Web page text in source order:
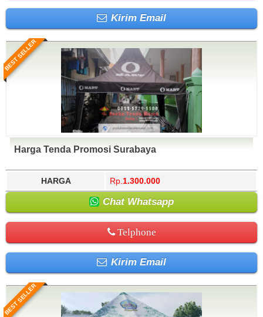
Kirim Email
BEST SELLER
Harga Tenda Promosi Surabaya
HARGA Rp. 1.300.000
Chat Whatsapp
Telphone
Kirim Email
BEST SELLER